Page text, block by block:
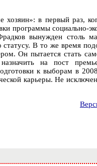
в первый раз,
программы социально-
вынужден столь
статусу. В то же время
Он пытается стать
на пост
к выборам в
карьеры. Не